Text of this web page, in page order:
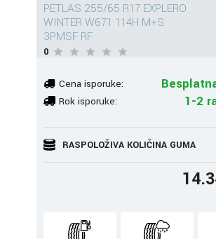
PETLAS 255/65 R17 EXPLERO
WINTER W671 114H M+S
3PMSF RF
0
Cena isporuke:
Rok isporuke: 1-2
RASPOLOŽIVA KOLIČINA GUMA